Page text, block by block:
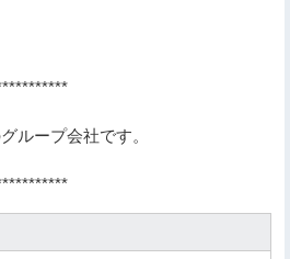
ループ会社です。